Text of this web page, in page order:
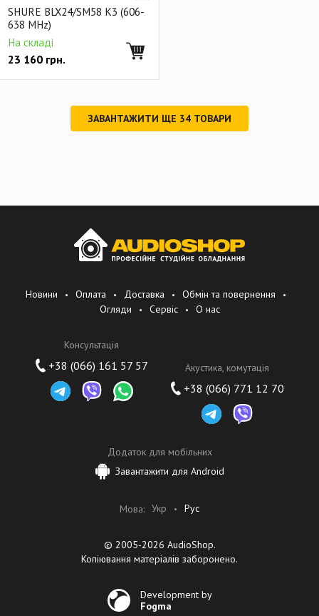
SHURE BLX24/SM58 K3 (606-
638 MHz)
На складі
23 160 грн.
ЗАВАНТАЖИТИ ЩЕ 34 ТОВАРИ
Новини Оплата Доставка
Обмін та повернення
Огляди
Сервіс О нас
Консультація
+38 (066) 161 57 57 Акустика, комутація
+38 (066) 771 12 70
Додаток для мобільних
Завантажити для Android
Мова: Укр Рус
© 2005-2026 AudioShop.
Копіювання матеріалів заборонено.
Development by
Fogma